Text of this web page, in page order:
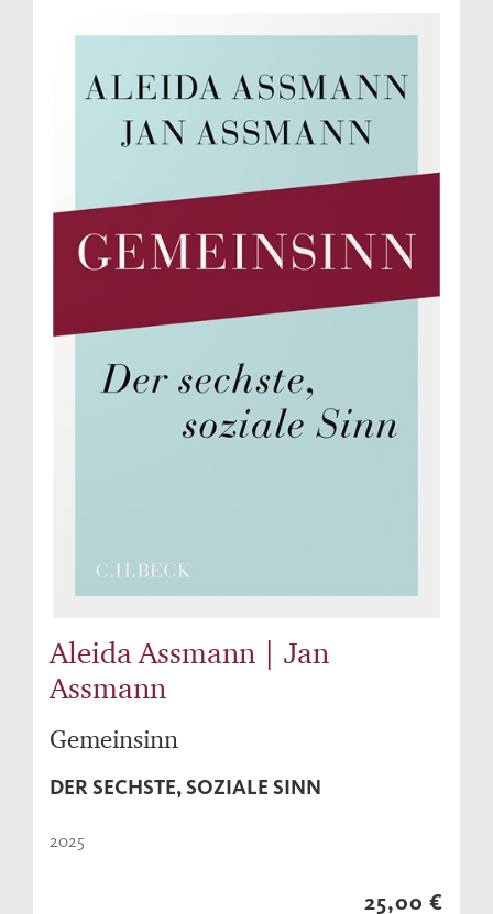
Aleida Assmann | Jan
Assmann
Gemeinsinn
DER SECHSTE, SOZIALE SINN
2025
25,00 €